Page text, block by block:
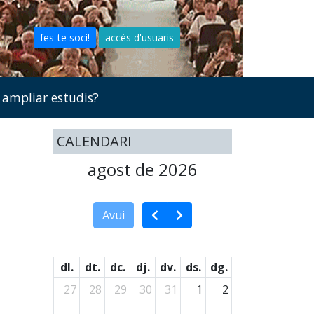
fes-te soci! accés d'usuaris
ampliar estudis?
CALENDARI
agost de 2026
Avui
dl. dt. dc. dj. dv. ds.
dg.
27
28 29 30 31 1 2